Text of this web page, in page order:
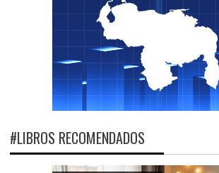
#LIBROS RECOMENDADOS